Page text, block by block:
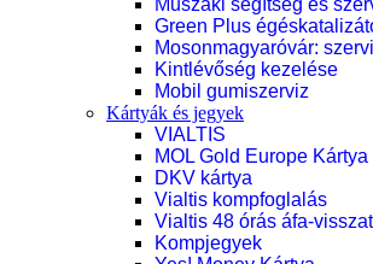
Műszaki segítség és
Green Plus
Mosonmagyaróvár:
Kintlévőség kezelése
Mobil gumiszerviz
Kártyák és jegyek
VIALTIS
MOL Gold Europe Kártya
DKV kártya
Vialtis kompfoglalás
Vialtis 48 órás áfa-
Kompjegyek